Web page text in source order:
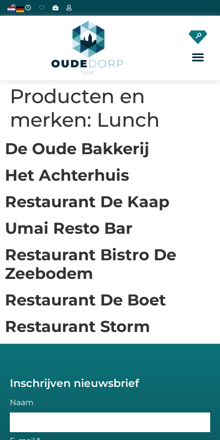
Producten en
merken: Lunch
De Oude Bakkerij
Het Achterhuis
Restaurant De Kaap
Umai Resto Bar
Restaurant Bistro De
Zeebodem
Restaurant De Boet
Restaurant Storm
Inschrijven nieuwsbrief
Naam